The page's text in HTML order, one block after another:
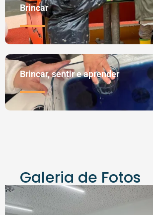
Brincar
Brincar, sentir e aprender
Galeria de Fotos